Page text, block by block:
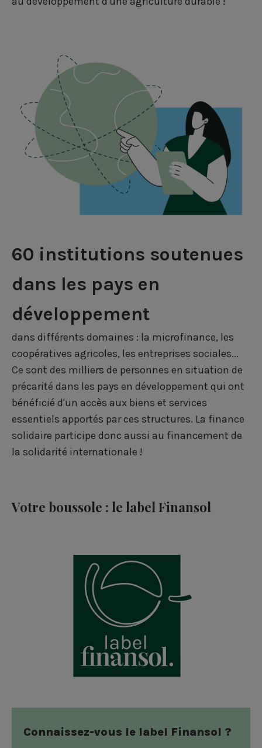
60 institutions soutenues
dans les pays en
développement
dans différents domaines : la microfinance, les
coopératives agricoles, les entreprises sociales...
Ce sont des milliers de personnes en situation de
précarité dans les pays en développement qui ont
bénéficié d'un accès aux biens et services
essentiels apportés par ces structures. La finance
solidaire participe donc aussi au financement de
la solidarité internationale !
Votre boussole : le label Finansol
Connaissez-vous le label Finansol ?